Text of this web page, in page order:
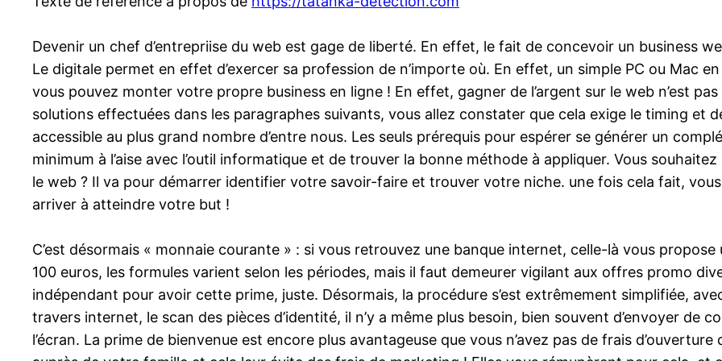
Devenir un chef d’entrepriise du web est gage de liberté. En effet, le fait de concevoir un business
Le digitale permet en effet d’exercer sa profession de n’importe où. En effet, un simple PC ou Mac
vous pouvez monter votre propre business en ligne ! En effet, gagner de l’argent sur le web n’est
solutions effectuées dans les paragraphes suivants, vous allez constater que cela exige le timing et
accessible au plus grand nombre d’entre nous. Les seuls prérequis pour espérer se générer un
minimum à l’aise avec l’outil informatique et de trouver la bonne méthode à appliquer. Vous
le web ? Il va pour démarrer identifier votre savoir-faire et trouver votre niche. une fois cela fait,
arriver à atteindre votre but !
C’est désormais « monnaie courante » : si vous retrouvez une banque internet, celle-là vous
100 euros, les formules varient selon les périodes, mais il faut demeurer vigilant aux offres promo
indépendant pour avoir cette prime, juste. Désormais, la procédure s’est extrêmement simplifiée,
travers internet, le scan des pièces d’identité, il n’y a même plus besoin, bien souvent d’envoyer de
l’écran. La prime de bienvenue est encore plus avantageuse que vous n’avez pas de frais